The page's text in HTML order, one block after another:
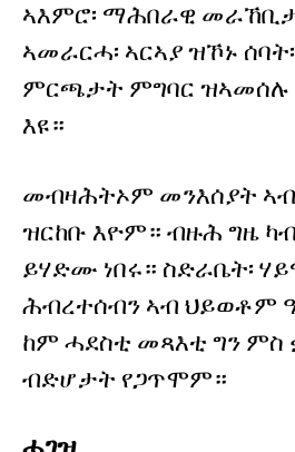
ኣእምሮ፡ ማሕበራዊ
ኣመራርሓ፡ ኣርኣያ ዝኾኑ
ምርጫታት ምግባር ዝኣመሰሉ
እዩ።
መብዛሕትኦም መንእሰያት
ዝርከቡ እዮም። ብዙሕ ግዜ
ይሃድሙ ነበሩ። ስድራቤት፡
ሕብረተሰብን ኣብ ህይወቶም
ከም ሓደስቲ መጻእቲ ግን ምስ
ብድሆታት የጋጥሞም።